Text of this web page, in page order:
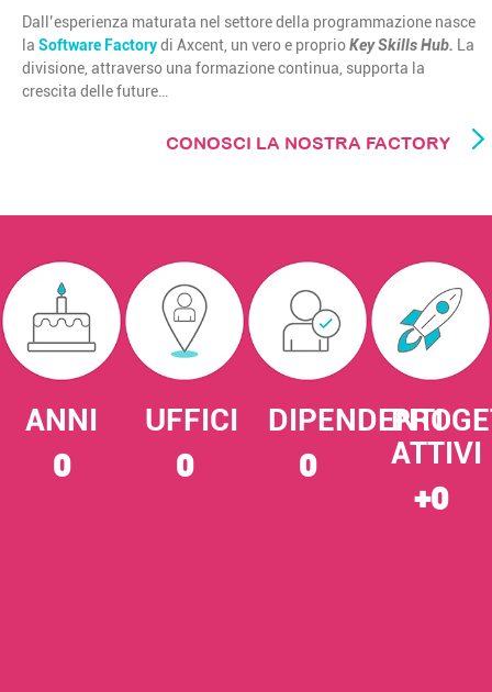
Dall’esperienza maturata nel settore della programmazione nasce
la Software Factorydi Axcent, un vero e proprioKey Skills Hub.
La
divisione, attraverso una formazione continua, supporta la
crescita delle future…
CONOSCI LA NOSTRA FACTORY
ANNI
0
UFFICI
0
DIPENDENTI
0
ATTIVI
+0